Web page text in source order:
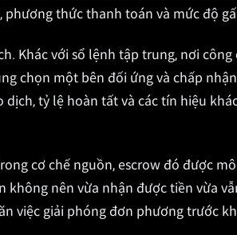
thức thanh toán và mức độ
Khác với sổ lệnh tập trung, nơi công
chọn một bên đối ứng và chấp nhận
tỷ lệ hoàn tất và các tín hiệu
cơ chế nguồn, escrow đó được mô
không nên vừa nhận được tiền vừa
việc giải phóng đơn phương trước